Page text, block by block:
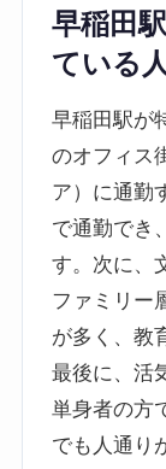
早稲田
ている人
早稲田駅が
のオフィス
ア）に通勤
で通勤でき
す。次に、
ファミリー
が多く、教
最後に、活
単身者の方
でも人通り